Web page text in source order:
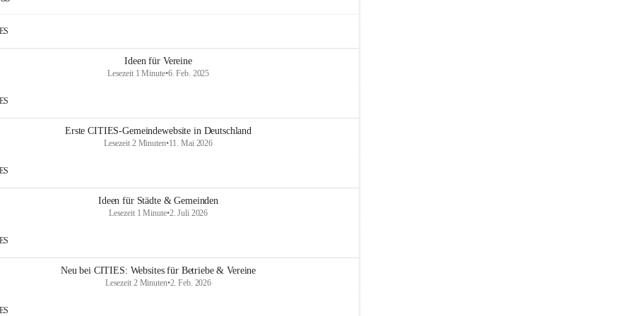
Ideen für Vereine
Lesezeit 1 Minute•6. Feb. 2025
Erste CITIES-Gemeindewebsite in Deutschland
Lesezeit 2 Minuten•11. Mai 2026
Ideen für Städte & Gemeinden
Lesezeit 1 Minute•2. Juli 2026
Neu bei CITIES: Websites für Betriebe & Vereine
Lesezeit 2 Minuten•2. Feb. 2026